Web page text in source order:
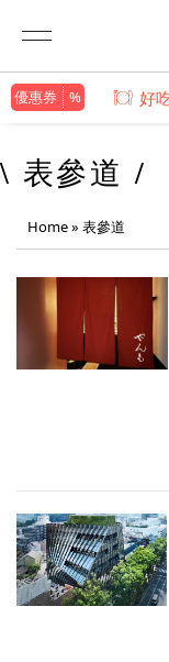
優惠券 好
\ 表參道 /
Home» 表參道